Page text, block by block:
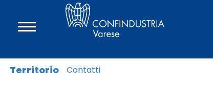
Territorio Contatti